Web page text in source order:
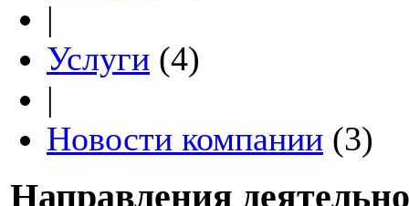
|
Услуги (4)
|
Новости компании (3)
Направления